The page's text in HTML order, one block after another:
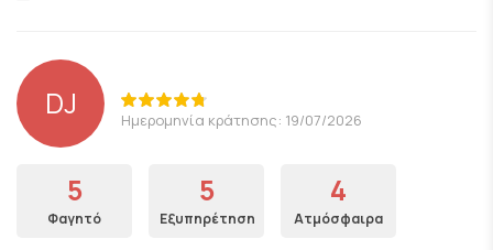
DJ Ημερομηνία κράτησης: 19/07/2026
5
Φαγητό
5
Εξυπηρέτηση
4
Ατμόσφαιρα